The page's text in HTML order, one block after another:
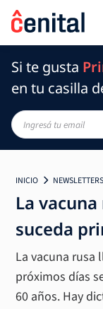
Si te gusta
en tu casilla
INICIO NEWSLETTERS
La
suceda
La vacuna rusa
próximos días
60 años. Hay